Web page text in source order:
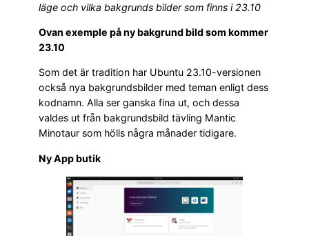
läge och vilka bakgrunds bilder som finns i 23.10
Ovan exemple på ny bakgrund bild som kommer
23.10
Som det är tradition har Ubuntu 23.10-versionen
också nya bakgrundsbilder med teman enligt dess
kodnamn. Alla ser ganska fina ut, och dessa
valdes ut från bakgrundsbild tävling Mantic
Minotaur som hölls några månader tidigare.
Ny App butik